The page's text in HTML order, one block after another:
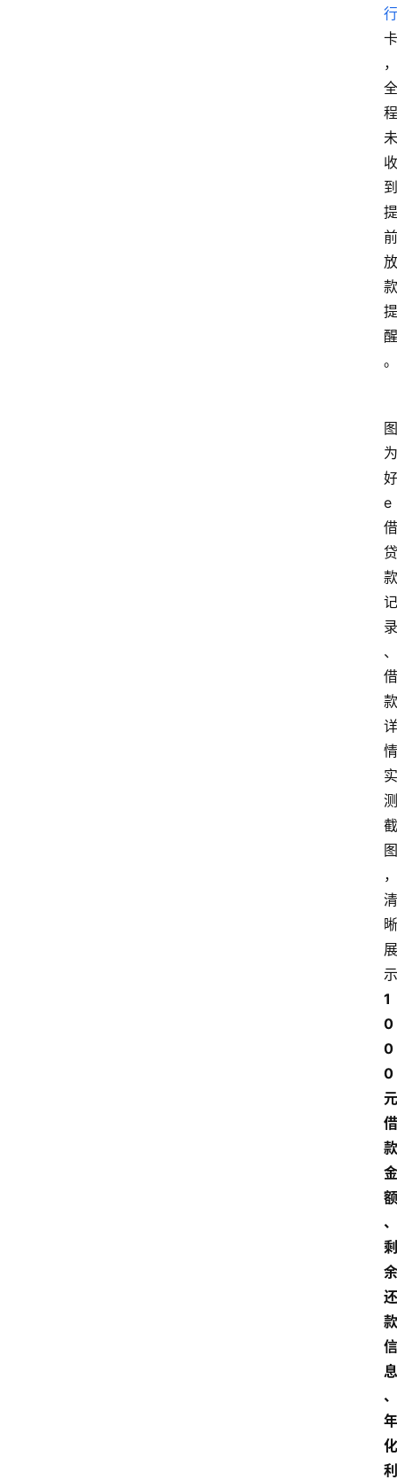
行
卡
，
全
程
未
收
到
提
前
放
款
提
醒
。
图
为
好
e
借
贷
款
记
录
、
借
款
详
情
实
测
截
图
，
清
晰
展
示
1
0
0
0
元
借
款
金
额
、
剩
余
还
款
信
息
、
年
化
利